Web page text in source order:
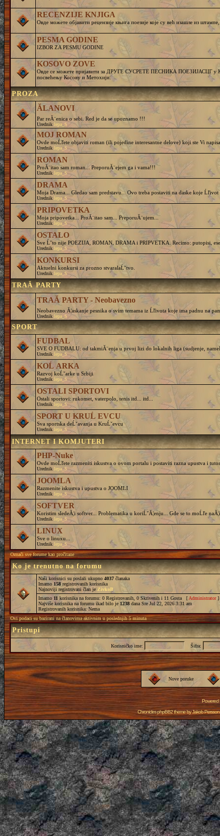
RECENZIJE KNJIGA
Овде можете објавити рецензије књига поезије које су већ изашле из
PESMA GODINE
IZBOR ZA PESMU GODINE
KOSOVO ZOVE
Овде се можете пријавити за ДРУГЕ СУСРЕТЕ ПЕСНИКА ПОЕЗИЈАСЦГ у
посвећењу Косову и Метохији.
PROZA
ĂLANOVI
Par reĂ¨enica o sebi. Red je da se upoznamo !!!
Urednik lepa_S
MOJ ROMAN
Ovde moĹľete objaviti roman (ili pojedine interesantne delove) koji ste Vi
Urednik lepa_S
ROMAN
ProĂ¨itao sam roman... PreporuĂ¨ejem ga i vama!!!
Urednik lepa_S
DRAMA
Moja Drama... Gledao sam predstavu... Ovo treba postaviti na daske koje Ĺľivot
Urednik lepa_S
PRIPOVETKA
Moja pripovetka... ProĂ¨itao sam... PreporuĂ¨ujem...
Urednik lepa_S
OSTALO
Sve Ĺˇto nije POEZIJA, ROMAN, DRAMA i PRIPVETKA. Recimo: putopisi,
Urednik lepa_S
KONKURSI
Aktuelni konkursi za prozno stvaralaĹˇtvo.
Urednik lepa_S
TRAĂ PARTY
TRAĂ PARTY - Neobavezno
Neobavezno Ă¦askanje pesnika o svim temama iz Ĺľivota koje ima padnu na
Urednik lepa_S
SPORT
FUDBAL
SVE O FUDBALU: od takmiĂ¨enja u prvoj lizi do lokalnih liga (sudjenje,
Urednik lepa_S
KOĹ ARKA
Razvoj koĹˇarke u Srbiji
Urednik lepa_S
OSTALI SPORTOVI
Ostali sportovi: rukomet, vaterpolo, tenis itd... itd...
Urednik lepa_S
SPORT U KRUĹ EVCU
Sva sportska deĹˇavanja u KruĹˇevcu
Urednik lepa_S
INTERNET I KOMJUTERI
PHP-Nuke
Ovde moĹľete razmeniti iskustva o ovom portalu i postaviti razna upustva i
Urednik lepa_S
JOOMLA
Razmenite iskustva i upustva o JOOMLI
Urednik lepa_S
SOFTVER
Koristim sledeĂ¦i softver... Problematika u koriĹˇĂ¦enju... Gde se to moĹľe
Urednik lepa_S
LINUX
Sve o linuxu...
Urednik lepa_S
Označi sve forume kao pročitane
Ko je trenutno na forumu
Naši korisnici su poslali ukupno 4037 članaka
Imamo 158 registrovanih korisnika
Najnoviji registrovani član je ZivkoB
Imamo 11 korisnika na forumu: 0 Registrovanih, 0 Skrivenih i 11 Gosta [ Administrator
Najviše korisnika na forumu ikad bilo je 1238 dana Sre Jul 22, 2026 3:31 am
Registrovanih korisnika: Nema
Ovi podaci su bazirani na članovima aktivnim u poslednjih 5 minuta
Pristupi
Korisničko ime: Šifra:
Nove poruke
Powered
Chronicles phpBB2 theme byJakob Persson